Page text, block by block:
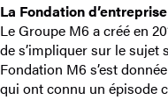
La Fondation
Le Groupe M6 a créé en
de s’impliquer sur le sujet
Fondation M6 s’est
qui ont connu un épisode